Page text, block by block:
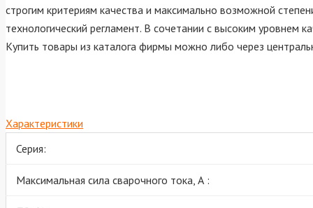
строгим критериям качества и максимально возможной
технологический регламент. В сочетании с высоким
Купить товары из каталога фирмы можно либо через
Характеристики
Серия:
Максимальная сила сварочного тока, А :